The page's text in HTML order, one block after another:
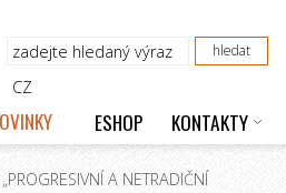
CZ
ESHOP KONTAKTY
A NETRADIČNÍ